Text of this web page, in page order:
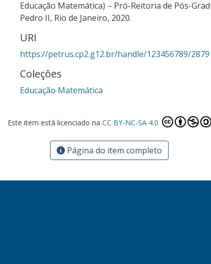
Educação Matemática) – Pró-Reitoria de Pós-
Pedro II, Rio de Janeiro, 2020.
URI
https://petrus.cp2.g12.br/handle/123456789/2879
Coleções
Educação Matemática
Este item está licenciado na CC BY-NC-SA 4.0
Página do item completo